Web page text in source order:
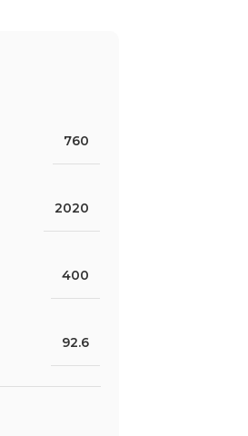
760
2020
400
92.6